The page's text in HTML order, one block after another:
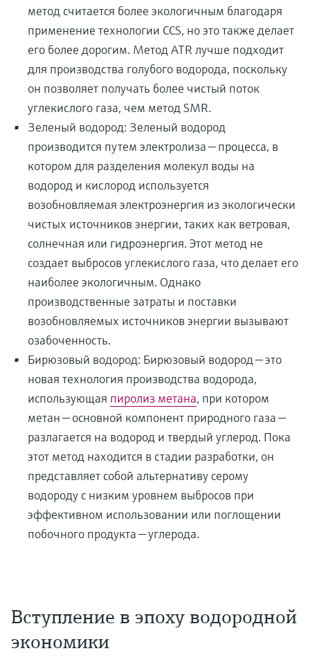
метод считается более экологичным благодаря
применение технологии CCS, но это также делает
его более дорогим. Метод ATR лучше подходит
для производства голубого водорода, поскольку
он позволяет получать более чистый поток
углекислого газа, чем метод SMR.
Зеленый водород: Зеленый водород
производится путем электролиза — процесса, в
котором для разделения молекул воды на
водород и кислород используется
возобновляемая электроэнергия из экологически
чистых источников энергии, таких как ветровая,
солнечная или гидроэнергия. Этот метод не
создает выбросов углекислого газа, что делает его
наиболее экологичным. Однако
производственные затраты и поставки
возобновляемых источников энергии вызывают
озабоченность.
Бирюзовый водород: Бирюзовый водород — это
новая технология производства водорода,
использующая пиролиз метана, при котором
метан — основной компонент природного газа —
разлагается на водород и твердый углерод. Пока
этот метод находится в стадии разработки, он
представляет собой альтернативу серому
водороду с низким уровнем выбросов при
эффективном использовании или поглощении
побочного продукта — углерода.
Вступление в эпоху водородной
экономики